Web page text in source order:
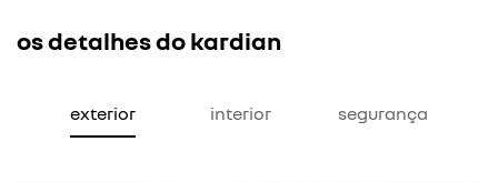
os detalhes do kardian
exterior interior segurança